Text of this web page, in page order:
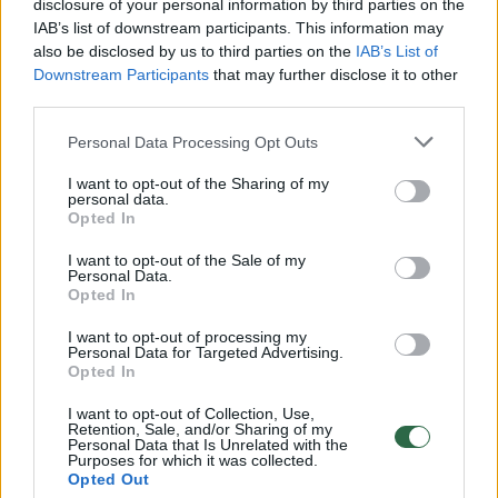
disclosure of your personal information by third parties on the
IAB’s list of downstream participants. This information may
also be disclosed by us to third parties on the IAB’s List of
Downstream Participants that may further disclose it to other
Personal Data Processing Opt Outs
I want to opt-out of the Sharing of my
personal data.
Opted In
I want to opt-out of the Sale of my
Personal Data.
Opted In
I want to opt-out of processing my
Personal Data for Targeted Advertising.
Opted In
I want to opt-out of Collection, Use,
Retention, Sale, and/or Sharing of my
Personal Data that Is Unrelated with the
Purposes for which it was collected.
Opted Out
00:00:30
Vaizdai iš tragiškos avarijos Vilniaus r.: dviejų moterų ir
vaiko gyvybių išgelbėti nepavyko
Žinios | Lietuvos diena
00:00:57
Savaitės vidurys nusimato karštas: temperatūra kils iki
32 laipsnių šilumos
Žinios | Orai
V. Zalužno pasisakymą laiko bandymu įsitvirtinti
Laidos | Nauja diena
00:05:25
K. Prunskienės brolis prisiminė jaudinančią akimirką
prieš mirtį: „Tai buvo simbolinis mūsų pagerbimo
ženklas“